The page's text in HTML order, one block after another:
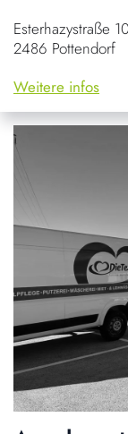
Esterhazystraße 10
2486 Pottendorf
Weitere infos